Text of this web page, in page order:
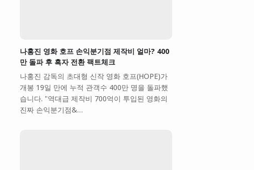
나홍진 영화 호프 손익분기점 제작비 얼마? 400
만 돌파 후 흑자 전환 팩트체크
나홍진 감독의 초대형 신작 영화 호프(HOPE)가
개봉 19일 만에 누적 관객수 400만 명을 돌파했
습니다. "역대급 제작비 700억이 투입된 영화의
진짜 손익분기점&…